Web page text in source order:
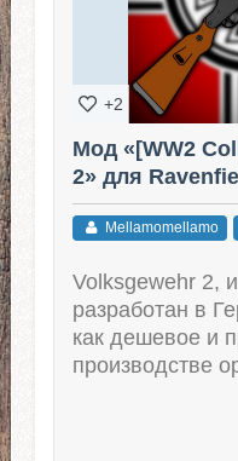
+2
Мод «[WW2
2» для
Mellamomellamo
Volksgewehr 2,
разработан в
как дешевое и
производстве